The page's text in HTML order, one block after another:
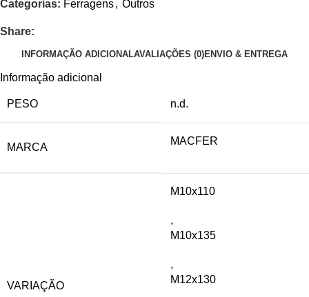
Categorias: Ferragens, Outros
Share:
INFORMAÇÃO ADICIONALAVALIAÇÕES (0)ENVIO & ENTREGA
Informação adicional
PESO n.d.
MARCA
MACFER
VARIAÇÃO
M10x110
,
M10x135
,
M12x130